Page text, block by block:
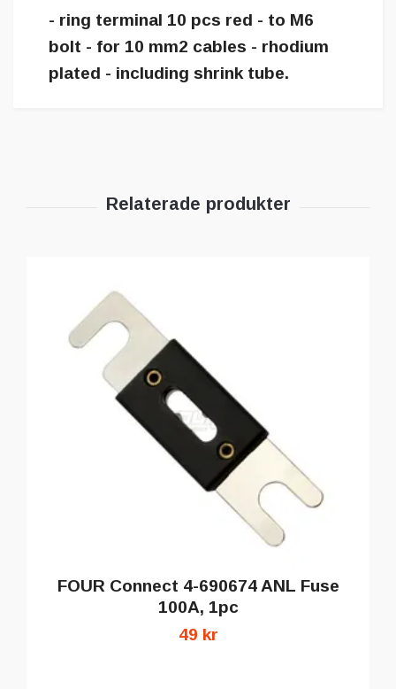
- ring terminal 10 pcs red - to M6
bolt - for 10 mm2 cables - rhodium
plated - including shrink tube.
FOUR Connect 4-690674 ANL Fuse
100A, 1pc
49 kr